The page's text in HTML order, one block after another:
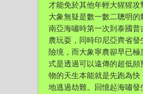
才能免於其他年輕大猩猩攻
大象無疑是數一數二聰明
南亞海嘯時第一次到泰國
農玩耍，同時印尼亞齊省
險境，而大象寧農卻早已
式是透過可以遠傳的超低
物的天生本能就是先跑為
地逃過劫難。回憶起海嘯發